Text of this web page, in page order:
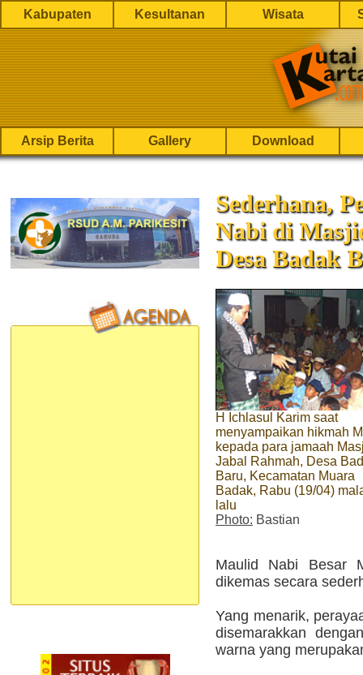
Kabupaten Kesultanan Wisata
Arsip Berita Gallery Download
Sederhana,
Nabi di
Desa Badak
H Ichlasul Karim saat
menyampaikan hikmah
kepada para jamaah
Jabal Rahmah, Desa
Baru, Kecamatan Muara
Badak, Rabu (19/04)
lalu
Photo: Bastian
Maulid Nabi Besar
dikemas secara
Yang menarik,
disemarakkan
warna yang